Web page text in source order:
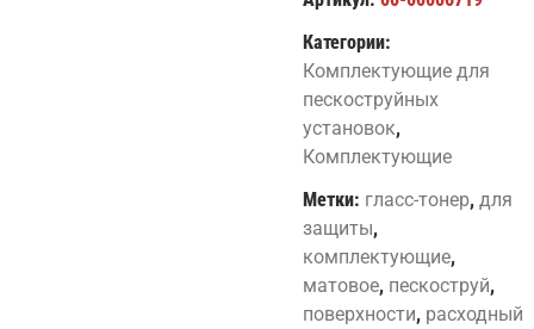
Категории:
Комплектующие для
пескоструйных
установок,
Комплектующие
Метки: гласс-тонер, для
защиты,
комплектующие,
матовое, пескоструй,
поверхности, расходный